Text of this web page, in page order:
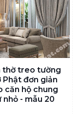
thờ treo tường
Phật đơn giản
căn hộ chung
nhỏ - mẫu 20